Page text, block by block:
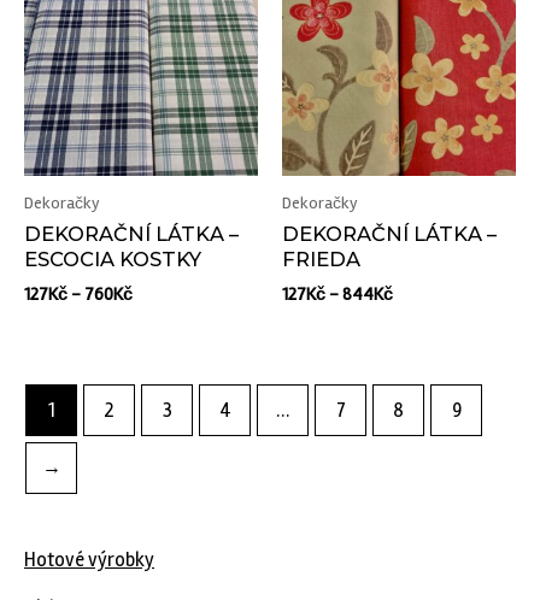
Hotové výrobky
Dekoračky
DEKORAČNÍ LÁTKA –
ESCOCIA KOSTKY
127Kč – 760Kč
Dekoračky
DEKORAČNÍ LÁTKA –
FRIEDA
127Kč –844Kč
1 2 3 4 … 7 8 9
→